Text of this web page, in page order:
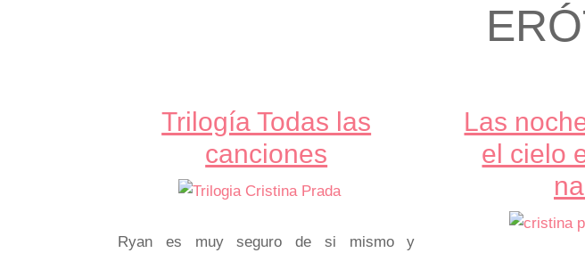
Trilogía Todas las
canciones
Ryan es muy seguro de si mismo y
Las
el cielo